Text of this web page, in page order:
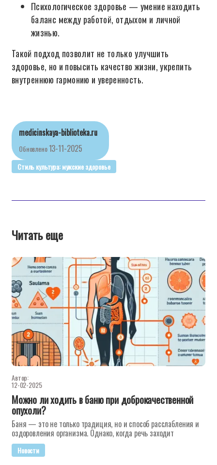
Психологическое здоровье — умение находить
баланс между работой, отдыхом и личной
жизнью.
Такой подход позволит не только улучшить
здоровье, но и повысить качество жизни, укрепить
внутреннюю гармонию и уверенность.
medicinskaya-biblioteka.ru
Обновлено13-11-2025
Стиль культура: мужские здоровье
Читать еще
Автор:
12-02-2025
Можно ли ходить в баню при доброкачественной
опухоли?
Баня — это не только традиция, но и способ расслабления и
оздоровления организма. Однако, когда речь заходит
Новости